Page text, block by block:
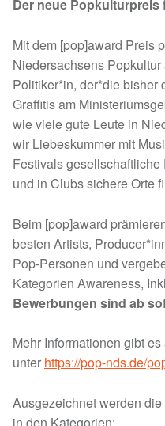
Der neue Popkulturpreis
Mit dem [pop]award Preis
Niedersachsens
Politiker*in, der*die bisher
Graffitis am
wie viele gute Leute in
wir Liebeskummer mit
Festivals
und in Clubs sichere Orte
Beim [pop]award
besten Artists,
Pop-Personen und
Kategorien Awareness,
Bewerbungen sind ab
Mehr Informationen gibt
unter https://pop-nds.de/
Ausgezeichnet werden